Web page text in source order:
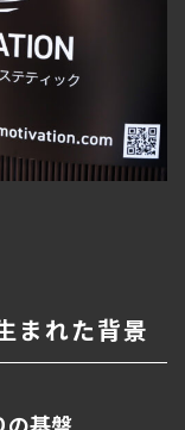
まれた背景
の基盤